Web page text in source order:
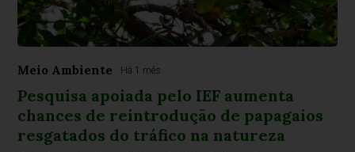
Meio Ambiente Há 1 mês
Pesquisa apoiada pelo IEF aumenta
chances de reintrodução de papagaios
resgatados do tráfico na natureza